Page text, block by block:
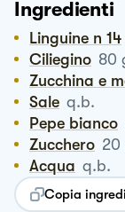
Ingredienti
Linguine n 14
Ciliegino 80
Zucchina e
Sale q.b.
Pepe bianco
Zucchero 20
Acqua q.b.
Copia